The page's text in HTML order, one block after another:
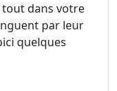
tout dans votre
par leur
quelques